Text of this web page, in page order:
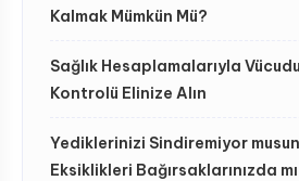
Kalmak Mümkün Mü?
Sağlık Hesaplamalarıyla
Kontrolü Elinize Alın
Yediklerinizi Sindiremiyor
Eksiklikleri Bağırsaklarınızda